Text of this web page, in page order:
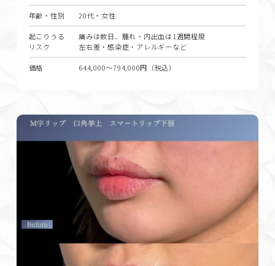
年齢・性別 20代・女性
起こりうる
リスク
痛みは数日、腫れ・内出血は1週間程度
左右差・感染症・アレルギーなど
価格 644,000〜794,000円（税込）